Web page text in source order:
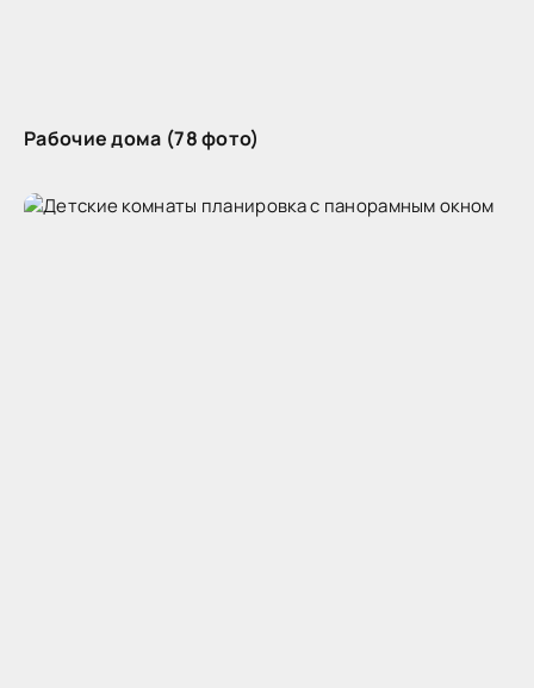
Рабочие дома (78 фото)